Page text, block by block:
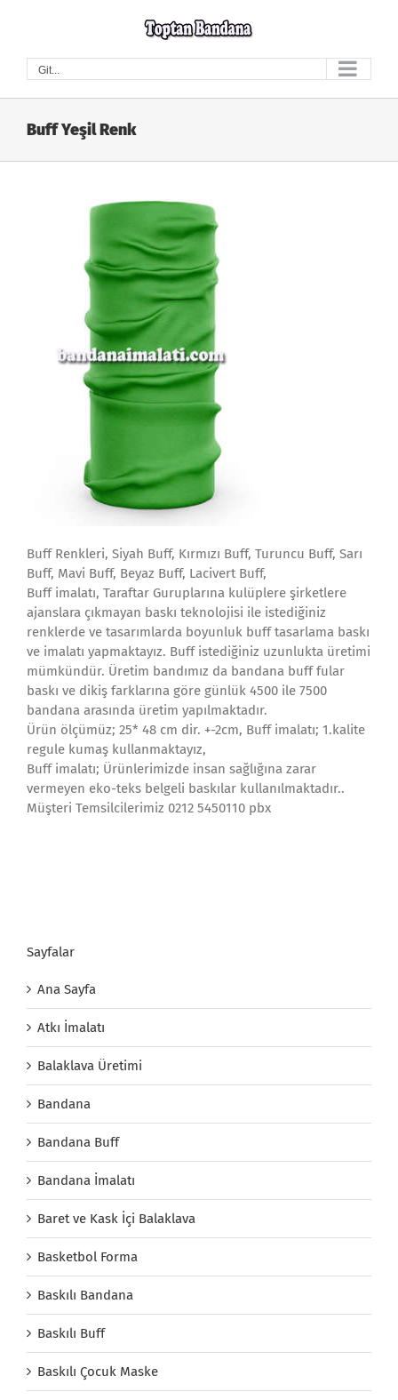
Git...
Buff Yeşil Renk
Buff Renkleri, Siyah Buff, Kırmızı Buff, Turuncu Buff , Sarı
Buff, Mavi Buff, Beyaz Buff, Lacivert Buff,
Buff imalatı, Taraftar Guruplarına kulüplere şirketlere
ajanslara çıkmayan baskı teknolojisi ile istediğiniz
renklerde ve tasarımlarda boyunluk buff tasarlama baskı
ve imalatı yapmaktayız. Buff istediğiniz uzunlukta üretimi
mümkündür. Üretim bandımız da bandana buff fular
baskı ve dikiş farklarına göre günlük 4500 ile 7500
bandana arasında üretim yapılmaktadır.
Ürün ölçümüz; 25* 48 cm dir. +-2cm, Buff imalatı; 1.kalite
regule kumaş kullanmaktayız,
Buff imalatı; Ürünlerimizde insan sağlığına zarar
vermeyen eko-teks belgeli baskılar kullanılmaktadır..
Müşteri Temsilcilerimiz 0212 5450110 pbx
Sayfalar
Ana Sayfa
Atkı İmalatı
Balaklava Üretimi
Bandana
Bandana Buff
Bandana İmalatı
Baret ve Kask İçi Balaklava
Basketbol Forma
Baskılı Bandana
Baskılı Buff
Baskılı Çocuk Maske